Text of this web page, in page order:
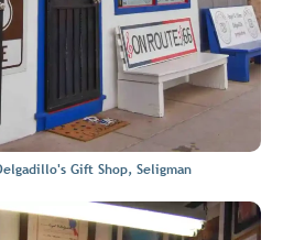
Gift Shop, Seligman